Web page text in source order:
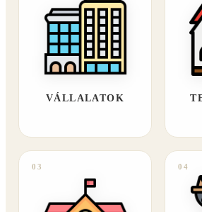
VÁLLALATOK
03 04